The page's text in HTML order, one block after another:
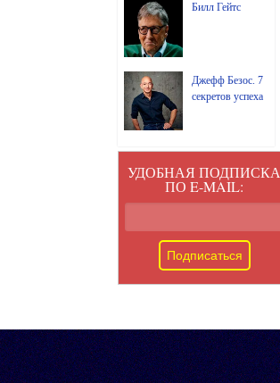
Билл Гейтс
Джефф Безос. 7
секретов успеха
УДОБНАЯ ПОДПИСКА
ПО E-MAIL: